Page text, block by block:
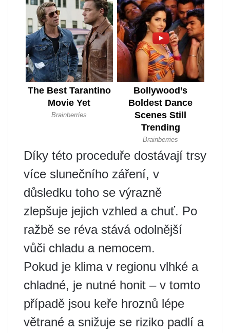
Díky této proceduře dostávají trsy
více slunečního záření, v
důsledku toho se výrazně
zlepšuje jejich vzhled a chuť. Po
ražbě se réva stává odolnější
vůči chladu a nemocem.
Pokud je klima v regionu vlhké a
chladné, je nutné honit – v tomto
případě jsou keře hroznů lépe
větrané a snižuje se riziko padlí a